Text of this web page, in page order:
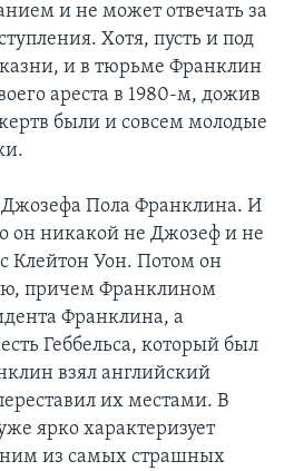
и не может отвечать за
Хотя, пусть и под
и в тюрьме Франклин
ареста в 1980-м, дожив
были и совсем молодые
Джозефа Пола Франклина. И
он никакой не Джозеф и не
Клейтон Уон. Потом он
причем Франклином
Франклина, а
Геббельса, который был
взял английский
их местами. В
ярко характеризует
из самых страшных